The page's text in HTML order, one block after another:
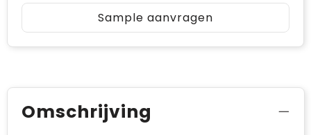
Sample aanvragen
Omschrijving